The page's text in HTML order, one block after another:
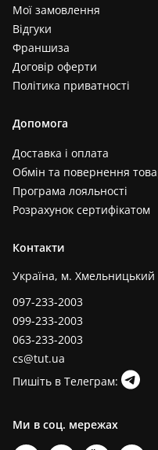
Мої замовлення
Відгуки
Франшиза
Договір оферти
Політика приватності
Допомога
Доставка і оплата
Обмін та повернення
Програма лояльності
Розрахунок сертифікатом
Контакти
Україна, м. Хмельницький
097-233-2003
099-233-2003
063-233-2003
cs@tut.ua
Пишіть в Телеграм:
Ми в соц. мережах